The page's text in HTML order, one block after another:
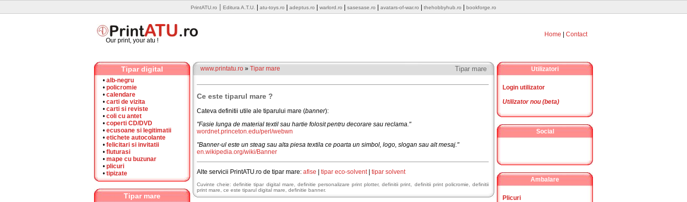
PrintATU.ro Editura A.T.U. atu-toys.ro adeptus.ro warlord.ro sasesase.ro avatars-of-war.ro thehobbyhub.ro bookforge.ro
Our print, your atu !
Home Contact
Tipar digital
• alb-negru
• policromie
• calendare
• carti de vizita
• carti si reviste
• coli cu antet
• coperti CD/DVD
• ecusoane si legitimatii
• etichete autocolante
• felicitari si invitatii
• fluturasi
• mape cu buzunar
• plicuri
• tipizate
Tipar mare
www.printatu.ro » Tipar mare Tipar mare
Ce este tiparul mare ?
Cateva definitii utile ale tiparului mare (banner):
"Fasie lunga de material textil sau hartie folosit pentru decorare sau reclama."
wordnet.princeton.edu/perl/webwn
"Banner-ul este un steag sau alta piesa textila ce poarta un simbol, logo, slogan sau alt mesaj."
en.wikipedia.org/wiki/Banner
Alte servicii PrintATU.ro de tipar mare: afise tipar eco-solvent| tipar solvent
Cuvinte cheie: definitie tipar digital mare, definitie personalizare print plotter, definitii print, definitii print policromie, definitii
print mare, ce este tiparul digital mare, definitie banner.
Utilizatori
Login utilizator
Utilizator nou (beta)
Social
Ambalare
Plicuri